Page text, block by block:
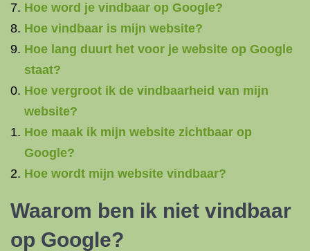
Hoe word je vindbaar op Google?
Hoe vindbaar is mijn website?
Hoe lang duurt het voor je website op Google
staat?
Hoe vergroot ik de vindbaarheid van mijn
website?
Hoe maak ik mijn website zichtbaar op
Google?
Hoe wordt mijn website vindbaar?
Waarom ben ik niet vindbaar
op Google?